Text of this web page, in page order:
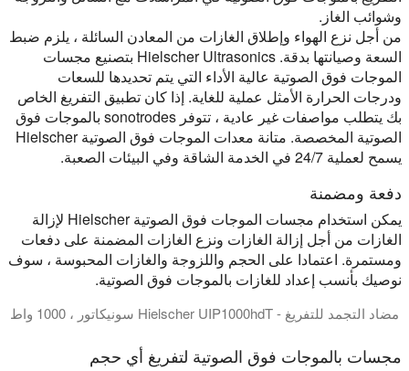
وشوائب الغاز.
من أجل نزع الهواء وإطلاق الغازات من المعادن السائلة ، يلزم ضبط
السعة وصيانتها بدقة. Hielscher Ultrasonics بتصنيع مجسات
الموجات فوق الصوتية عالية الأداء التي يتم تحديدها للسعات
ودرجات الحرارة الأمثل عملية للغاية. إذا كان تطبيق التفريغ الخاص
بك يتطلب مواصفات غير عادية ، تتوفر sonotrodes بالموجات فوق
الصوتية المخصصة. متانة معدات الموجات فوق الصوتية Hielscher
يسمح لعملية 24/7 في الخدمة الشاقة وفي البيئات الصعبة.
دفعة ومضمنة
يمكن استخدام مجسات الموجات فوق الصوتية Hielscher لإزالة
الغازات من أجل إزالة الغازات ونزع الغازات المضمنة على دفعات
ومستمرة. اعتمادا على الحجم واللزوجة والغازات المحبوسة ، سوف
نوصيك بأنسب إعداد للغازات بالموجات فوق الصوتية.
مضاد التجمد للتفريغ - Hielscher UIP1000hdT سونيكاتور ، 1000 واط
مجسات بالموجات فوق الصوتية لتفريغ أي حجم